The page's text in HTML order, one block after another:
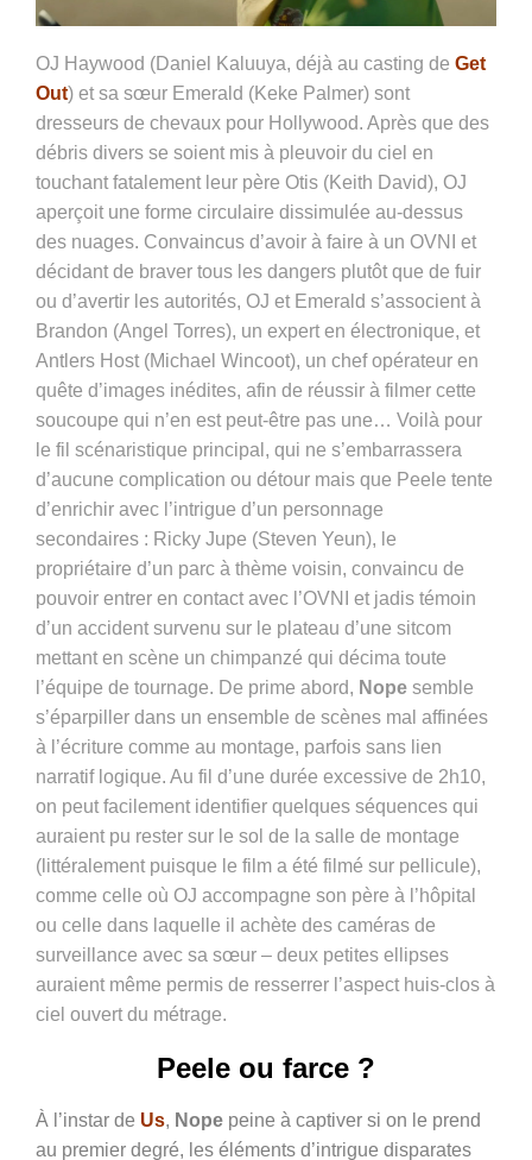
OJ Haywood (Daniel Kaluuya, déjà au casting de Get
Out) et sa sœur Emerald (Keke Palmer) sont
dresseurs de chevaux pour Hollywood. Après que des
débris divers se soient mis à pleuvoir du ciel en
touchant fatalement leur père Otis (Keith David), OJ
aperçoit une forme circulaire dissimulée au-dessus
des nuages. Convaincus d’avoir à faire à un OVNI et
décidant de braver tous les dangers plutôt que de fuir
ou d’avertir les autorités, OJ et Emerald s’associent à
Brandon (Angel Torres), un expert en électronique, et
Antlers Host (Michael Wincoot), un chef opérateur en
quête d’images inédites, afin de réussir à filmer cette
soucoupe qui n’en est peut-être pas une… Voilà pour
le fil scénaristique principal, qui ne s’embarrassera
d’aucune complication ou détour mais que Peele tente
d’enrichir avec l’intrigue d’un personnage
secondaires : Ricky Jupe (Steven Yeun), le
propriétaire d’un parc à thème voisin, convaincu de
pouvoir entrer en contact avec l’OVNI et jadis témoin
d’un accident survenu sur le plateau d’une sitcom
mettant en scène un chimpanzé qui décima toute
l’équipe de tournage. De prime abord, Nope semble
s’éparpiller dans un ensemble de scènes mal affinées
à l’écriture comme au montage, parfois sans lien
narratif logique. Au fil d’une durée excessive de 2h10,
on peut facilement identifier quelques séquences qui
auraient pu rester sur le sol de la salle de montage
(littéralement puisque le film a été filmé sur pellicule),
comme celle où OJ accompagne son père à l’hôpital
ou celle dans laquelle il achète des caméras de
surveillance avec sa sœur – deux petites ellipses
auraient même permis de resserrer l’aspect huis-clos à
ciel ouvert du métrage.
Peele ou farce ?
À l’instar de Us, Nope peine à captiver si on le prend
au premier degré, les éléments d’intrigue disparates